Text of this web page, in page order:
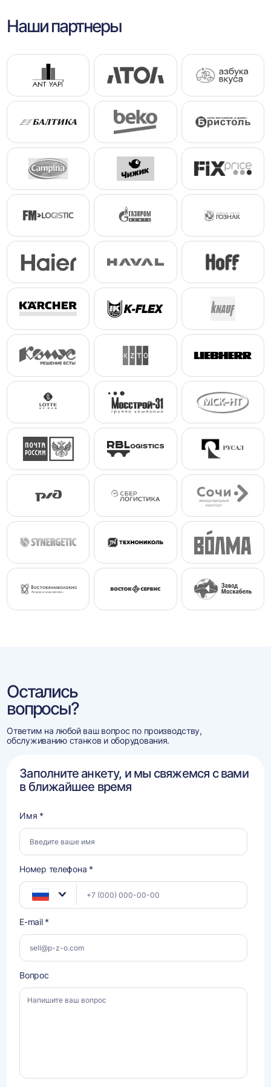
Наши партнеры
Остались
вопросы?
Ответим на любой ваш вопрос по производству,
обслуживанию станков и оборудования.
Заполните анкету, и мы свяжемся с вами
в ближайшее время
Имя *
Номер телефона *
E-mail *
Вопрос